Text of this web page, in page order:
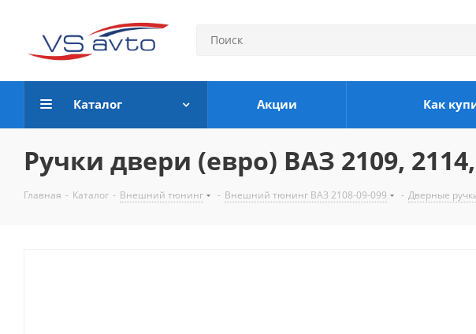
Каталог Акции Как
Ручки двери (евро) ВАЗ 2109,
Главная - Каталог - Внешний тюнинг - Внешний тюнинг ВАЗ 2108-09-099 - Дверные